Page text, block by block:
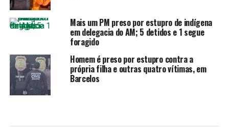
Mais um PM preso por estupro de indígena
em delegacia do AM; 5 detidos e 1 segue
foragido
Homem é preso por estupro contra a
própria filha e outras quatro vítimas, em
Barcelos